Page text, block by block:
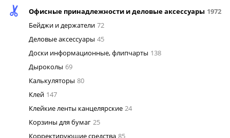
Офисные принадлежности и деловые аксессуары 1972
Бейджи и держатели 72
Деловые аксессуары 45
Доски информационные, флипчарты 138
Дыроколы 69
Калькуляторы 80
Клей 147
Клейкие ленты канцелярские 24
Корзины для бумаг 25
Корректирующие средства 85